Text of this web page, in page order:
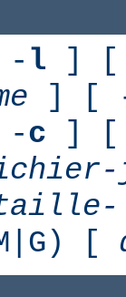
l ] [
] [
c ] [
[